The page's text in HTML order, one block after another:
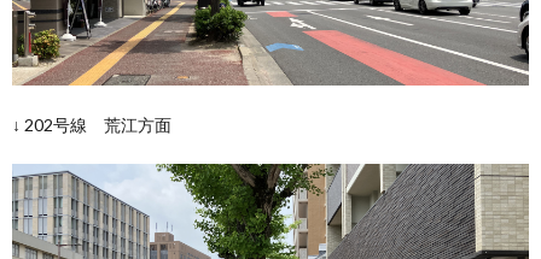
↓ 202号線 荒江方面